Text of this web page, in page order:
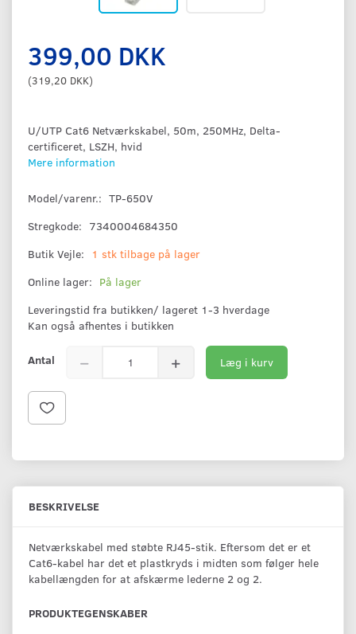
399,00 DKK
(319,20 DKK)
U/UTP Cat6 Netværkskabel, 50m, 250MHz, Delta-
certificeret, LSZH, hvid
Mere information
Model/varenr.: TP-650V
Stregkode: 7340004684350
Butik Vejle:
1 stk tilbage på lager
Online lager: På lager
Leveringstid fra butikken/ lageret 1-3 hverdage
Kan også afhentes i butikken
Antal Læg i kurv
BESKRIVELSE
Netværkskabel med støbte RJ45-stik. Eftersom det er et
Cat6-kabel har det et plastkryds i midten som følger hele
kabellængden for at afskærme lederne 2 og 2.
PRODUKTEGENSKABER